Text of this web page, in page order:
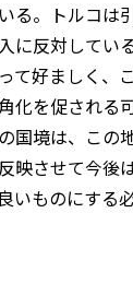
る。トルコは
に反対してい
て好ましく、
化を促される
国境は、この
映させて今後
いものにする